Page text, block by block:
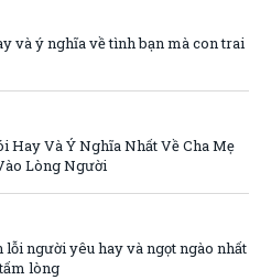
và ý nghĩa về tình bạn mà con trai
Hay Và Ý Nghĩa Nhất Về Cha Mẹ
Lòng Người
người yêu hay và ngọt ngào nhất
lòng